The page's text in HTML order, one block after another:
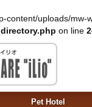
content/uploads/
on line
Pet Hotel